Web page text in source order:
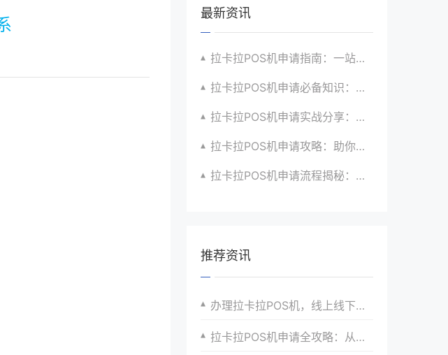
最新资讯
拉卡拉POS机申请指南：一站式解决商户支付升级、智能化与创新需求
拉卡拉POS机申请必备知识：全面了解政策、市场、技术与创新趋势
拉卡拉POS机申请实战分享：如何借助支付创新技术提升商户运营效益与效率
拉卡拉POS机申请攻略：助你打造个性化、差异化支付体验以提升竞争力
拉卡拉POS机申请流程揭秘：紧跟支付技术创新步伐，抢占市场先机
推荐资讯
办理拉卡拉POS机，线上线下融合收银尽在掌握
拉卡拉POS机申请全攻略：从入门到精通的实战指南与案例分析